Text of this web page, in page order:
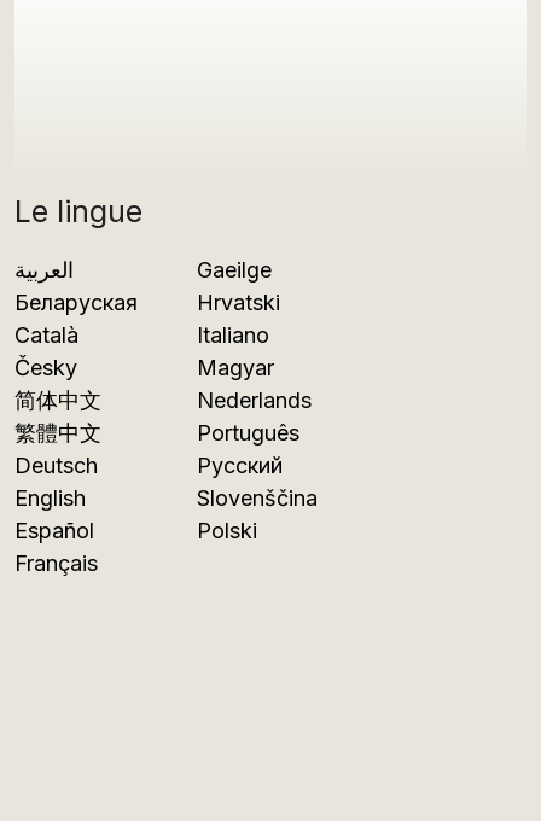
Le lingue
العربية
Беларуская
Català
Česky
简体中文
繁體中文
Deutsch
English
Español
Français
Gaeilge
Hrvatski
Italiano
Magyar
Nederlands
Português
Русский
Slovenščina
Polski